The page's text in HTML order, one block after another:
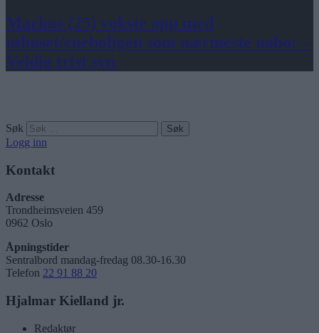
Markus (25) vokste opp med
uthuset/eneboligen som nærmeste nabo: –
Veldig trist syn
Søk
Logg inn
Kontakt
Adresse
Trondheimsveien 459
0962 Oslo
Åpningstider
Sentralbord mandag-fredag 08.30-16.30
Telefon 22 91 88 20
Hjalmar Kielland jr.
Redaktør